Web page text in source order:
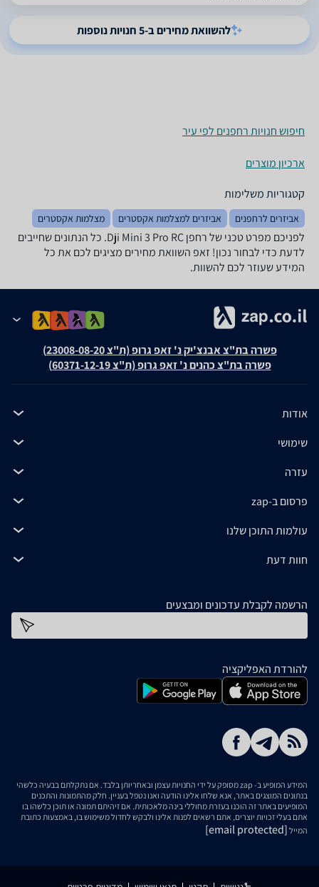
להשוואת מחירים ב-5 חנויות נוספות
חיפוש חנויות רחפנים לפי עיר
ארכיון מוצרים
קטגוריות משלימות
אביזרים לרחפנים אביזרים למצלמות אקסטרים מצלמות אקסטרים
לפניכם מפרט טכני של רחפן Dji Mini 3 Pro RC. כל הנתונים שחייבים
לדעת כדי לבחור נכון! זאפ השוואת מחירים מציגים לכם את כל
המידע שעוזר לכם להשוות.
פשרה בת"צ אבנצ'יק נ' זאפ גרופ (ת"צ 23008-08-20)
פשרה בת"צ כהנים נ' זאפ גרופ (ת"צ 60371-12-19)
אודות
שימושי
עזרה
פרסום ב-zap
עולמות התוכן שלנו
חוות דעת
הרשמה לקבלת עדכונים ומבצעים
להורדת האפליקציה
המידע המופיע ב- zap מסופק על ידי החנויות עצמן ובאחריותן בלבד. אם נתקלתם בבעיה כלשהי
בנתונים המוצגים באתר, אנא שלחו אלינו הודעה ואנו נטפל בעניין. חלק מהתמונות והתכנים
המופיעים באתר זה הוכנו בעזרת מחוללי בינה מלאכותית. אם זיהיתם תמונה או תוכן כלשהו בו
אתם בעלי זכויות יוצרים, אתם רשאים לפנות אלינו ולבקש לחדול משימוש בו, באמצעות כתובת
המייל [email protected]